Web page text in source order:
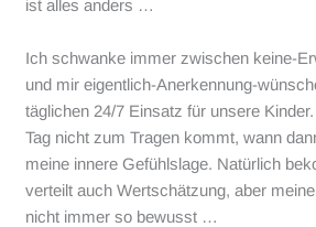
ist alles anders …
Ich schwanke immer zwischen keine-
und mir eigentlich-Anerkennung-
täglichen 24/7 Einsatz für unsere
Tag nicht zum Tragen kommt, wann
meine innere Gefühlslage. Natürlich
verteilt auch Wertschätzung, aber
nicht immer so bewusst …